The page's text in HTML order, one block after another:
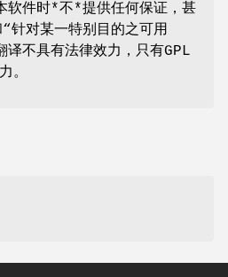
软件时*不*提供任何保证，甚
针对某一特别目的之可用
译不具有法律效力，只有GPL
。